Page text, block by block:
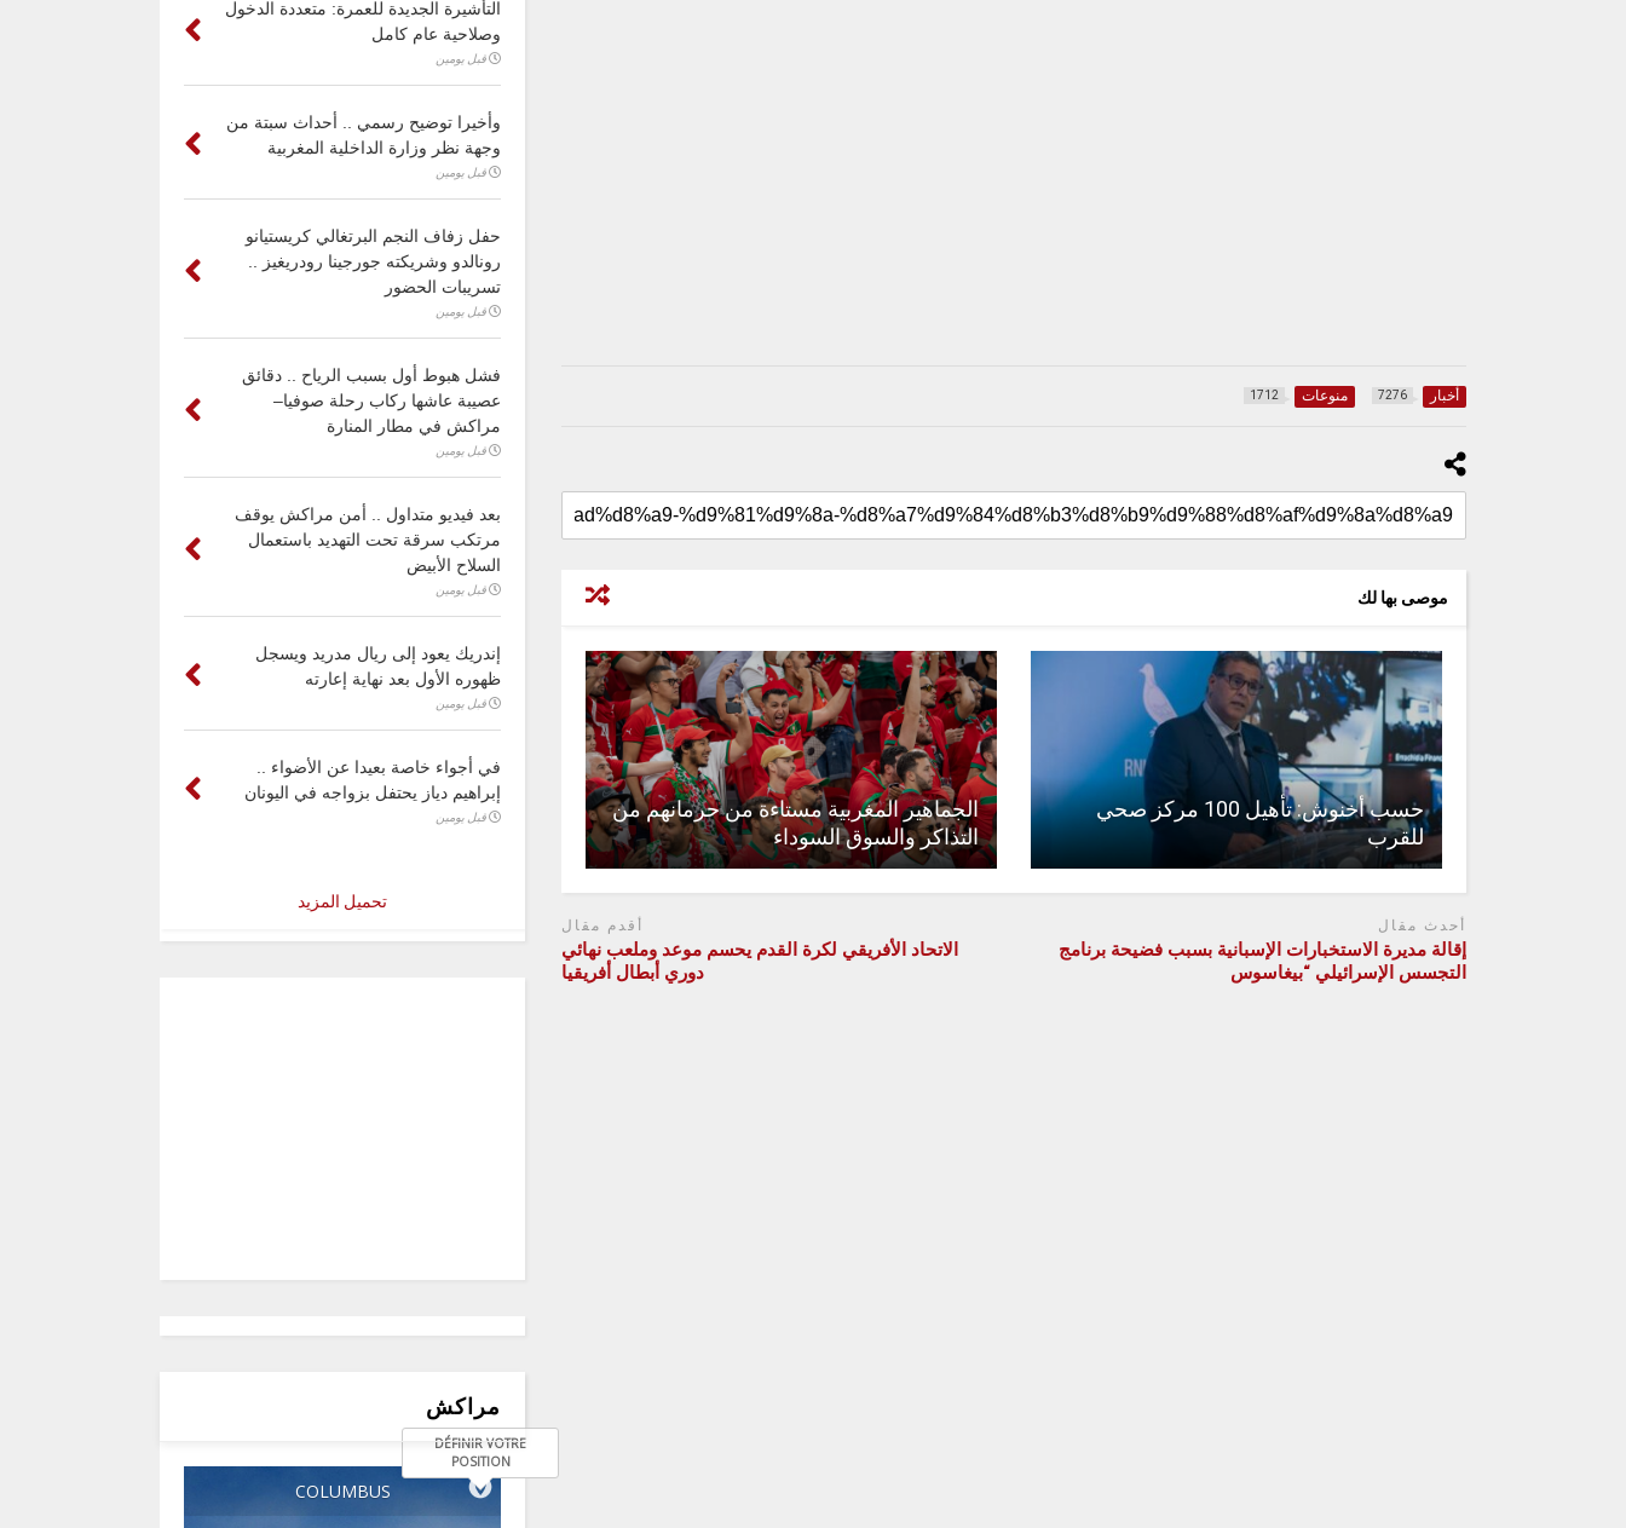
أخبار 7276 منوعات 1712
موصى بها لك
حسب أخنوش: تأهيل 100 مركز صحي
للقرب
الجماهير المغربية مستاءة من حرمانهم من
التذاكر والسوق السوداء
أحدث مقال
إقالة مديرة الاستخبارات الإسبانية بسبب فضيحة برنامج
التجسس الإسرائيلي “بيغاسوس
أقدم مقال
الاتحاد الأفريقي لكرة القدم يحسم موعد وملعب نهائي
دوري أبطال أفريقيا
التأشيرة الجديدة للعمرة: متعددة الدخول
وصلاحية عام كامل
قبل يومين
وأخيرا توضيح رسمي .. أحداث سبتة من
وجهة نظر وزارة الداخلية المغربية
قبل يومين
حفل زفاف النجم البرتغالي كريستيانو
رونالدو وشريكته جورجينا رودريغيز ..
تسريبات الحضور
قبل يومين
فشل هبوط أول بسبب الرياح .. دقائق
عصيبة عاشها ركاب رحلة صوفيا–
مراكش في مطار المنارة
قبل يومين
بعد فيديو متداول .. أمن مراكش يوقف
مرتكب سرقة تحت التهديد باستعمال
السلاح الأبيض
قبل يومين
إندريك يعود إلى ريال مدريد ويسجل
ظهوره الأول بعد نهاية إعارته
قبل يومين
في أجواء خاصة بعيدا عن الأضواء ..
إبراهيم دياز يحتفل بزواجه في اليونان
قبل يومين
تحميل المزيد
مراكش
COLUMBUS
DÉFINIR VOTRE
POSITION